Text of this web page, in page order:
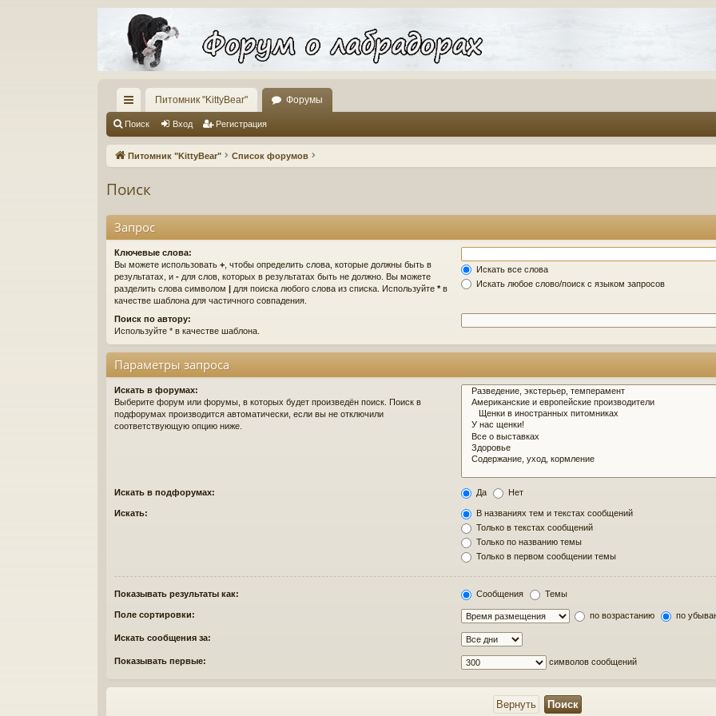
с
ы
и
Питомник "KittyBear" Форумы
Поиск Вход Регистрация
Питомник "KittyBear" Список форумов
Поиск
Запрос
Ключевые слова:
Вы можете использовать + , чтобы определить слова, которые должны быть в
результатах, и - для слов, которых в результатах быть не должно. Вы можете
разделить слова символом | для поиска любого слова из списка. Используйте *в
качестве шаблона для частичного совпадения.
Искать все слова
Искать любое слово/поиск с языком запросов
Поиск по автору:
Используйте * в качестве шаблона.
Параметры запроса
Искать в форумах:
Выберите форум или форумы, в которых будет произведён поиск. Поиск в
подфорумах производится автоматически, если вы не отключили
соответствующую опцию ниже.
Искать в подфорумах: Да Нет
Искать:
В названиях тем и текстах сообщений
Только в текстах сообщений
Только по названию темы
Только в первом сообщении темы
Показывать результаты как: Сообщения Темы
Поле сортировки: по возрастанию по
Искать сообщения за:
Показывать первые: символов сообщений